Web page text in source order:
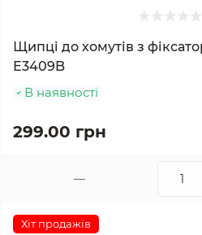
Щипці до хомутів з
E3409B
В наявності
299.00 грн
Хіт продажів